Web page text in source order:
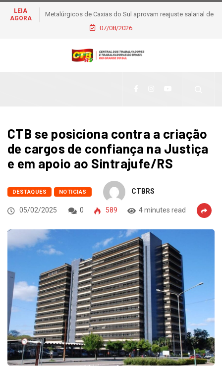
LEIA
AGORA
Metalúrgicos de Caxias do Sul aprovam reajuste salarial de
6% e piso de R$ 2,5 mil
07/08/2026
CTB se posiciona contra a criação
de cargos de confiança na Justiça
e em apoio ao Sintrajufe/RS
DESTAQUES NOTICIAS CTBRS
05/02/2025 0 589 4 minutes read